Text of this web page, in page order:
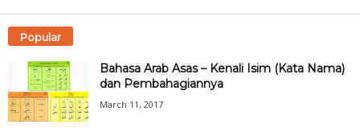
Popular
Bahasa Arab Asas – Kenali Isim (Kata Nama)
dan Pembahagiannya
March 11, 2017